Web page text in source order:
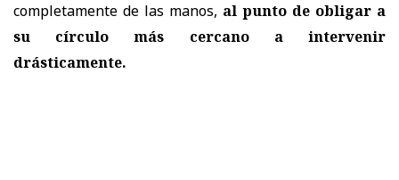
completamente de las manos, al punto de obligar a
su círculo más cercano a intervenir
drásticamente.